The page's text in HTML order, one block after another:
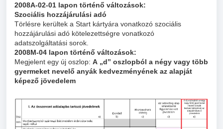
2008A-02-01 lapon történő változások:
Szociális hozzájárulási adó
Törlésre kerültek a Start kártyára vonatkozó szociális
hozzájárulási adó kötelezettségre vonatkozó
adatszolgáltatási sorok.
2008M-04 lapon történő változások:
Megjelent egy új oszlop: A „d” oszlopból a négy vagy több
gyermeket nevelő anyák kedvezményének az alapját
képező jövedelem